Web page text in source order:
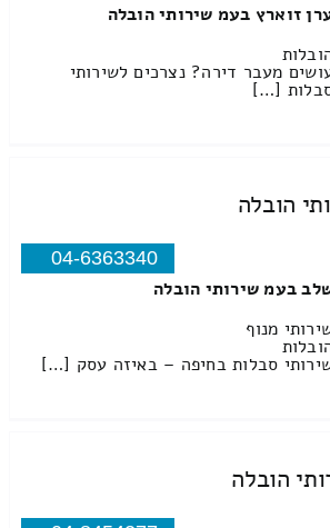
זוארץ בעמ שירותי הובלה
מעבר דירה? נצרכים לשירותי
[…]
הובלה
04-6363340
בעמ שירותי הובלה
מנוף
סבלות בחיפה – באיזה עסק […]
הובלה